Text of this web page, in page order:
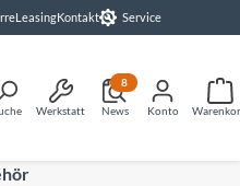
LeasingKontakt Service
Werkstatt News
8
Konto